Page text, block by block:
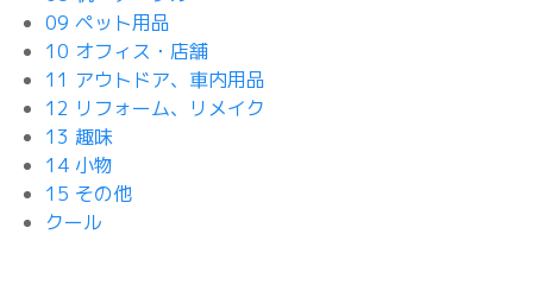
09 ペット用品
10 オフィス・店舗
11 アウトドア、車内用品
12 リフォーム、リメイク
13 趣味
14 小物
15 その他
クール